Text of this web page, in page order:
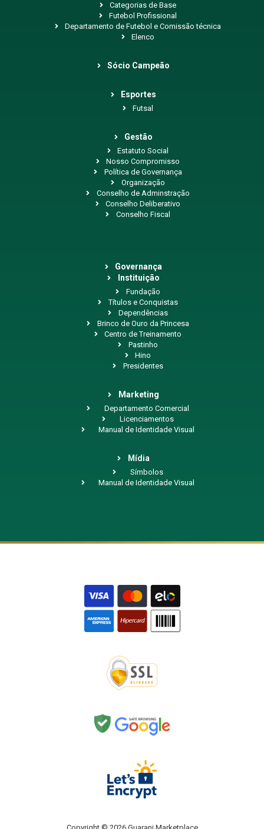
Categorias de Base
Futebol Profissional
Departamento de Futebol e Comissão técnica
Elenco
Sócio Campeão
Esportes
Futsal
Gestão
Estatuto Social
Nosso Compromisso
Política de Governança
Organização
Conselho de Adminstração
Conselho Deliberativo
Conselho Fiscal
Governança
Instituição
Fundação
Títulos e Conquistas
Dependências
Brinco de Ouro da Princesa
Centro de Treinamento
Pastinho
Hino
Presidentes
Marketing
Departamento Comercial
Licenciamentos
Manual de Identidade Visual
Mídia
Símbolos
Manual de Identidade Visual